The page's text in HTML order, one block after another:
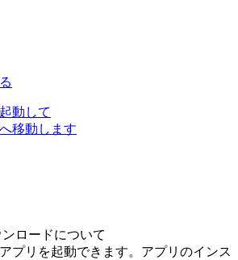
動して
移動します
ロードについて
プリを起動できます。アプリのインス